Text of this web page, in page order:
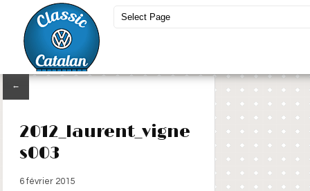
←
2012_laurent_vigne
s003
6 février 2015